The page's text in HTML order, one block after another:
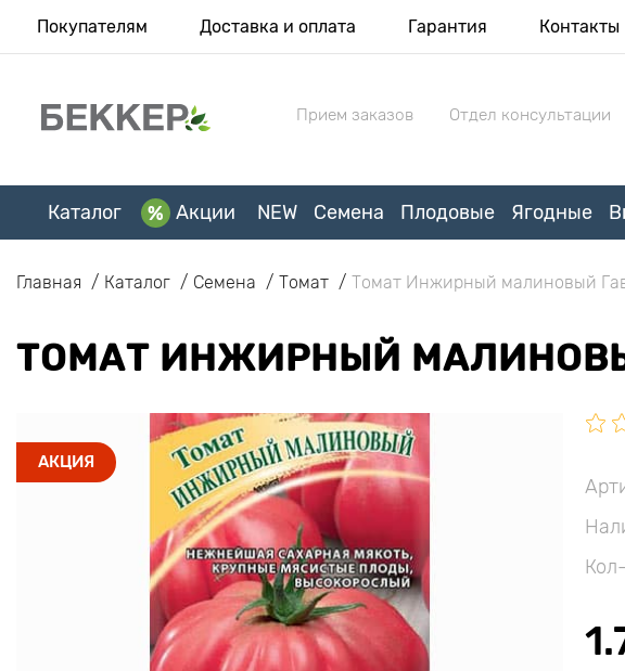
Покупателям Доставка и оплата Гарантия Контакты
Прием заказов Отдел консультации
Каталог Акции NEW Семена Плодовые Ягодные
Главная Каталог Семена Томат Томат Инжирный малиновый
ТОМАТ ИНЖИРНЫЙ
АКЦИЯ